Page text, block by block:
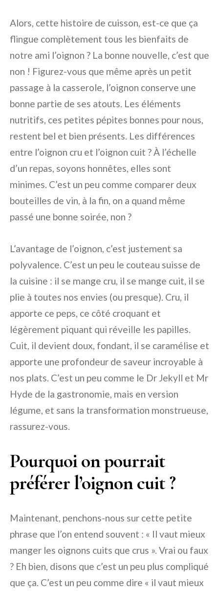
Alors, cette histoire de cuisson, est-ce que ça
flingue complètement tous les bienfaits de
notre ami l’oignon ? La bonne nouvelle, c’est que
non ! Figurez-vous que même après un petit
passage à la casserole, l’oignon conserve une
bonne partie de ses atouts. Les éléments
nutritifs, ces petites pépites bonnes pour nous,
restent bel et bien présents. Les différences
entre l’oignon cru et l’oignon cuit ? À l’échelle
d’un repas, soyons honnêtes, elles sont
minimes. C’est un peu comme comparer deux
bouteilles de vin, à la fin, on a quand même
passé une bonne soirée, non ?
L’avantage de l’oignon, c’est justement sa
polyvalence. C’est un peu le couteau suisse de
la cuisine : il se mange cru, il se mange cuit, il se
plie à toutes nos envies (ou presque). Cru, il
apporte ce peps, ce côté croquant et
légèrement piquant qui réveille les papilles.
Cuit, il devient doux, fondant, il se caramélise et
apporte une profondeur de saveur incroyable à
nos plats. C’est un peu comme le Dr Jekyll et Mr
Hyde de la gastronomie, mais en version
légume, et sans la transformation monstrueuse,
rassurez-vous.
Pourquoi on pourrait
préférer l’oignon cuit ?
Maintenant, penchons-nous sur cette petite
phrase que l’on entend souvent : « Il vaut mieux
manger les oignons cuits que crus ». Vrai ou faux
? Eh bien, disons que c’est un peu plus compliqué
que ça. C’est un peu comme dire « il vaut mieux